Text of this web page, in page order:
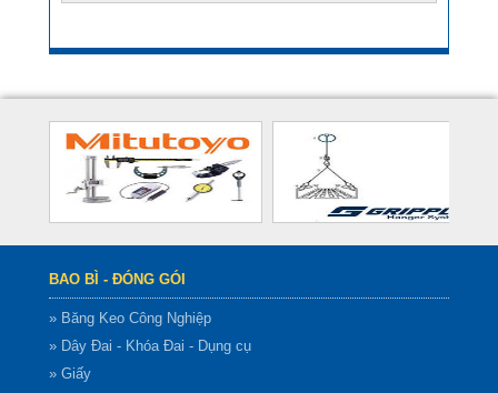
BAO BÌ - ĐÓNG GÓI
» Băng Keo Công Nghiệp
» Dây Đai - Khóa Đai - Dụng cụ
» Giấy